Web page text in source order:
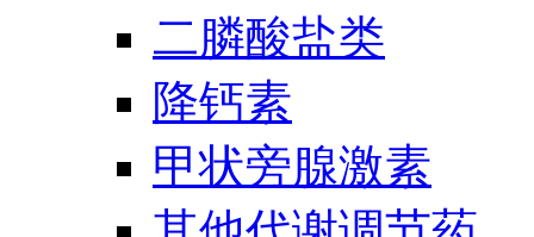
二膦酸盐类
降钙素
甲状旁腺激素